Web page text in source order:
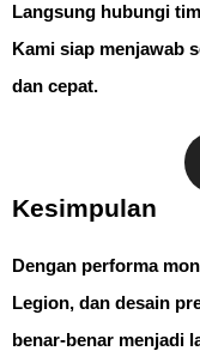
Langsung hubungi
Kami siap menjawab
dan cepat.
Kesimpulan
Dengan performa
Legion, dan desain
benar-benar menjadi